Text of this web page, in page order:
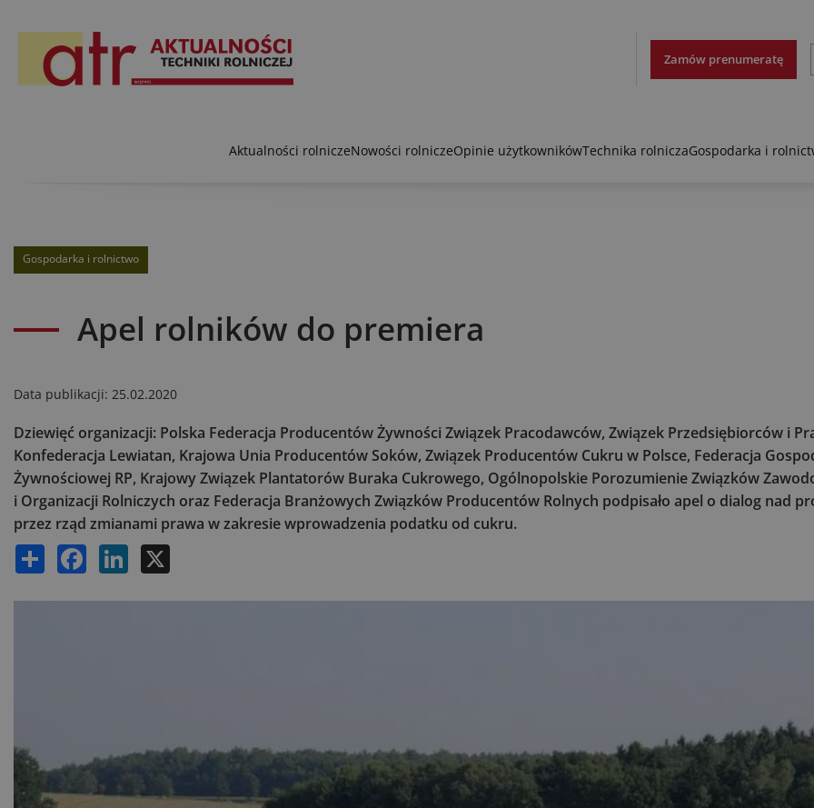
Zamów prenumeratę
Aktualności rolniczeNowości rolniczeOpinie użytkownikówTechnika rolniczaGospodarka i
Gospodarka i rolnictwo
Apel rolników do premiera
Data publikacji: 25.02.2020
Dziewięć organizacji: Polska Federacja Producentów Żywności Związek Pracodawców, Związek Przedsiębiorców i
Konfederacja Lewiatan, Krajowa Unia Producentów Soków, Związek Producentów Cukru w Polsce, Federacja
Żywnościowej RP, Krajowy Związek Plantatorów Buraka Cukrowego, Ogólnopolskie Porozumienie Związków
i Organizacji Rolniczych oraz Federacja Branżowych Związków Producentów Rolnych podpisało apel o dialog nad
przez rząd zmianami prawa w zakresie wprowadzenia podatku od cukru.
Share Facebook LinkedIn